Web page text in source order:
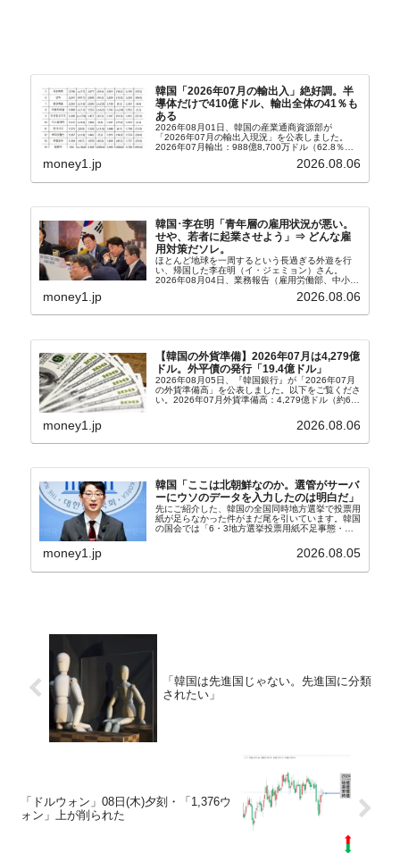
韓国「2026年07月の輸出入」絶好調。半
導体だけで410億ドル、輸出全体の41％も
ある
2026年08月01日、韓国の産業通商資源部が
「2026年07月の輸出入現況」を公表しました。
2026年07月輸出：988億8,700万ドル（62.8％）
輸入：685億6,300万ドル（26.5％）貿易収支：
money1.jp 2026.08.06
韓国･李在明「青年層の雇用状況が悪い。
せや、若者に起業させよう」⇒ どんな雇
用対策だソレ。
ほとんど地球を一周するという長過ぎる外遊を行
い、帰国した李在明（イ・ジェミョン）さん。
2026年08月04日、業務報告（雇用労働部、中小ベ
上、韓国大統領に成りおおせた李在明（イ・ジェミ
money1.jp 2026.08.06
【韓国の外貨準備】2026年07月は4,279億
ドル。外平債の発行「19.4億ドル」
2026年08月05日、『韓国銀行』が「2026年07月
の外貨準備高」を公表しました。以下をご覧くださ
い。2026年07月外貨準備高：4,279億ドル（約67
money1.jp 2026.08.06
韓国「ここは北朝鮮なのか。選管がサーバ
ーにウソのデータを入力したのは明白だ」
先にご紹介した、韓国の全国同時地方選挙で投票用
紙が足らなかった件がまだ尾を引いています。韓国
の国会では「6・3地方選挙投票用紙不足事態・国
す。『国民の力』の朱晋佑（チュ・ジヌ）議員はそ
money1.jp 2026.08.05
「韓国は先進国じゃない。先進国に分類
されたい」
「ドルウォン」08日(木)夕刻・「1,376ウ
ォン」上が削られた